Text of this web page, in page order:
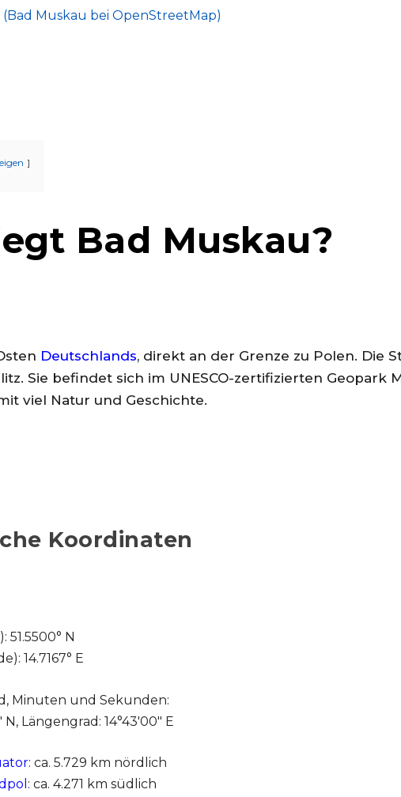
Muskau bei OpenStreetMap)
Bad Muskau?
Deutschlands, direkt an der Grenze zu Polen. Die
Sie befindet sich im UNESCO-zertifizierten Geopark
viel Natur und Geschichte.
Koordinaten
N
14.7167° E
Minuten und Sekunden:
Längengrad: 14°43′00″ E
: ca. 5.729 km nördlich
: ca. 4.271 km südlich